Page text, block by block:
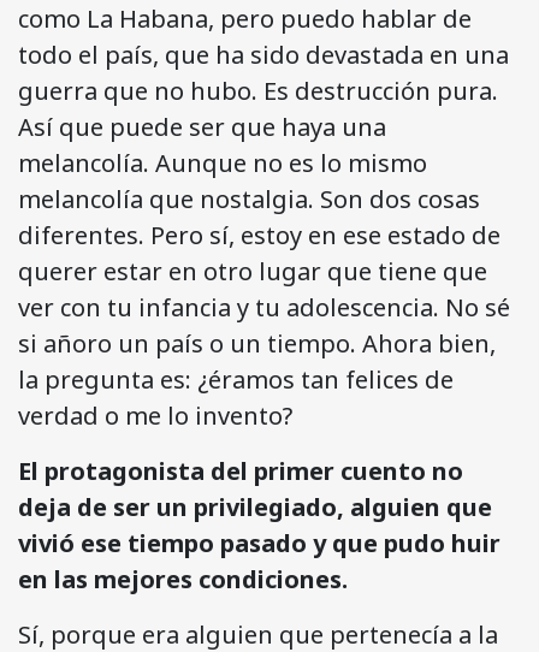
como La Habana, pero puedo hablar de
todo el país, que ha sido devastada en una
guerra que no hubo. Es destrucción pura.
Así que puede ser que haya una
melancolía. Aunque no es lo mismo
melancolía que nostalgia. Son dos cosas
diferentes. Pero sí, estoy en ese estado de
querer estar en otro lugar que tiene que
ver con tu infancia y tu adolescencia. No sé
si añoro un país o un tiempo. Ahora bien,
la pregunta es: ¿éramos tan felices de
verdad o me lo invento?
El protagonista del primer cuento no
deja de ser un privilegiado, alguien que
vivió ese tiempo pasado y que pudo huir
en las mejores condiciones.
Sí, porque era alguien que pertenecía a la